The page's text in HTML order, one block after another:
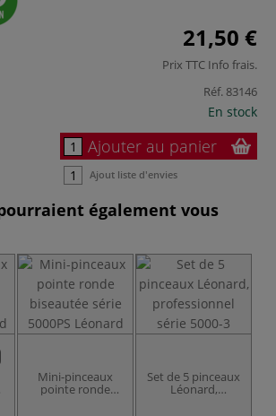
21,50 €
Prix TTC Info frais.
Réf. 83146
En stock
Ajouter au panier
Ajout liste d'envies
également vous
Mini-pinceaux
pointe ronde
Set de 5 pinceaux
Léonard,